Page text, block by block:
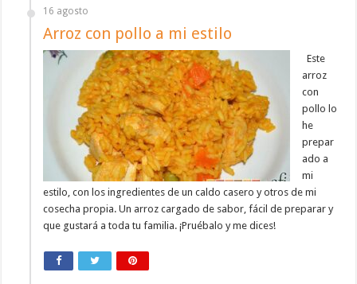
16 agosto
Arroz con pollo a mi estilo
Este
arroz
con
pollo lo
he
prepar
ado a
mi
estilo, con los ingredientes de un caldo casero y otros de mi
cosecha propia. Un arroz cargado de sabor, fácil de preparar y
que gustará a toda tu familia. ¡Pruébalo y me dices!